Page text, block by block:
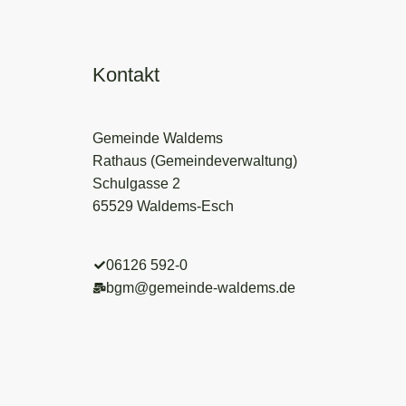
Kontakt
Gemeinde Waldems
Rathaus (Gemeindeverwaltung)
Schulgasse 2
65529 Waldems-Esch
06126 592-0
bgm@gemeinde-waldems.de